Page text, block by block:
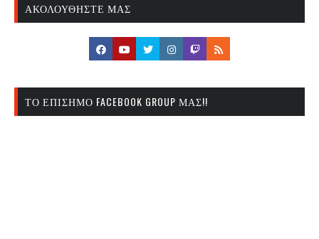
ΑΚΟΛΟΥΘΉΣΤΕ ΜΑΣ
ΤΟ ΕΠΊΣΗΜΟ FACEBOOK GROUP ΜΑΣ!!